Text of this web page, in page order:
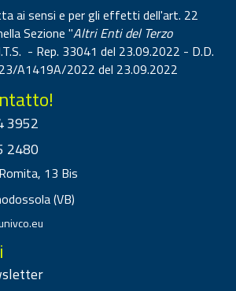
ai sensi e per gli effetti dell'art. 22
Sezione "Altri Enti del Terzo
- Rep. 33041 del 23.09.2022 - D.D.
A1419A/2022 del 23.09.2022
3952
2480
13 Bis
(VB)